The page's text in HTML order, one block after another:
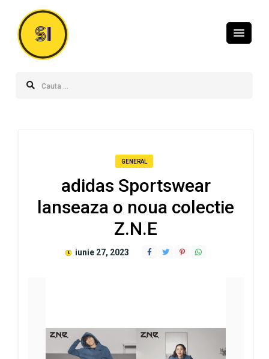
SI
GENERAL
adidas Sportswear
lanseaza o noua colectie
Z.N.E
iunie 27, 2023